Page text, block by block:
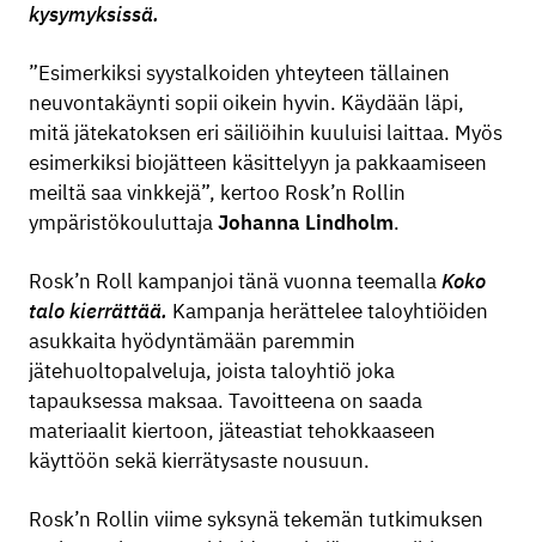
kysymyksissä.
”Esimerkiksi syystalkoiden yhteyteen tällainen
neuvontakäynti sopii oikein hyvin. Käydään läpi,
mitä jätekatoksen eri säiliöihin kuuluisi laittaa. Myös
esimerkiksi biojätteen käsittelyyn ja pakkaamiseen
meiltä saa vinkkejä”, kertoo Rosk’n Rollin
ympäristökouluttajaJohanna Lindholm.
Rosk’n Roll kampanjoi tänä vuonna teemallaKoko
talo kierrättää. Kampanja herättelee taloyhtiöiden
asukkaita hyödyntämään paremmin
jätehuoltopalveluja, joista taloyhtiö joka
tapauksessa maksaa. Tavoitteena on saada
materiaalit kiertoon, jäteastiat tehokkaaseen
käyttöön sekä kierrätysaste nousuun.
Rosk’n Rollin viime syksynä tekemän tutkimuksen